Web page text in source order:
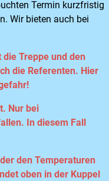
Termin kurzfristig
Wir bieten auch bei
Treppe und den
die Referenten. Hier
Nur bei
In diesem Fall
den Temperaturen
oben in der Kuppel